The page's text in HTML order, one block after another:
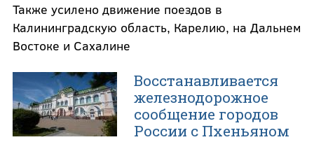
Также усилено движение поездов в
Калининградскую область, Карелию, на Дальнем
Востоке и Сахалине
Восстанавливается
железнодорожное
сообщение городов
России с Пхеньяном